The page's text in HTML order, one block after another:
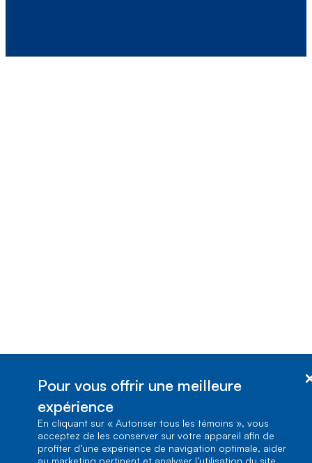
Pour vous offrir une meilleure
expérience
En cliquant sur « Autoriser tous les témoins », vous
acceptez de les conserver sur votre appareil afin de
profiter d’une expérience de navigation optimale, aider
au marketing pertinent et analyser l’utilisation du site.